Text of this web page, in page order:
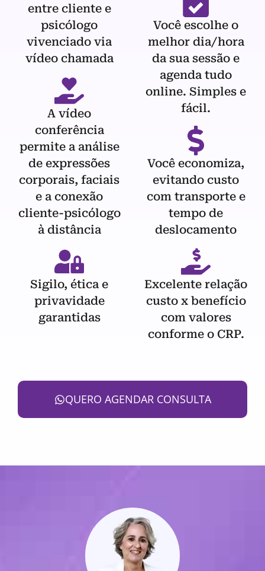
entre cliente e
psicólogo
vivenciado via
vídeo chamada
A vídeo
conferência
permite a análise
de expressões
corporais, faciais
e a conexão
cliente-psicólogo
à distância
Sigilo, ética e
privavidade
garantidas
Você escolhe o
melhor dia/hora
da sua sessão e
agenda tudo
online. Simples e
fácil.
Você economiza,
evitando custo
com transporte e
tempo de
deslocamento
Excelente relação
custo x benefício
com valores
conforme o CRP.
QUERO AGENDAR CONSULTA